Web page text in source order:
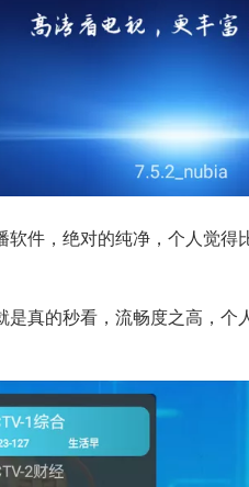
件，绝对的纯净，个人觉
真的秒看，流畅度之高，